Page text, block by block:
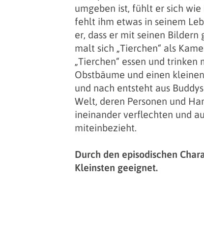
umgeben ist, fühlt er sich wie
fehlt ihm etwas in seinem
er, dass er mit seinen Bildern
malt sich „Tierchen“ als
„Tierchen“ essen und trinken
Obstbäume und einen
und nach entsteht aus
Welt, deren Personen und
ineinander verflechten und
miteinbezieht.
Durch den episodischen
Kleinsten geeignet.